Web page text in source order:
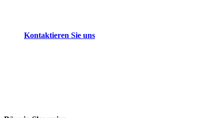
Kontaktieren Sie uns